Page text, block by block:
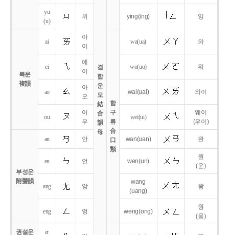
결
합
운
모
結
合
韻
母
yu
(u)
위 ying(ing) 잉
복운
複韻
ai
아
이
합
구
류
合
口
類
wa(ua) 와
ei
에
이
wo(uo) 워
ao
아
오
wai(uai) 와이
ou
어
우
wei(ui)
웨이
(우이)
부성운
附聲韻
an 안 wan(uan) 완
en 언 wen(un)
원
(운)
ang 앙
wang
(uang)
왕
eng 엉 weng(ong)
웡
(웅)
권설운
er